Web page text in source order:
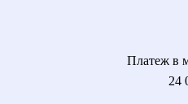
Платеж в
24